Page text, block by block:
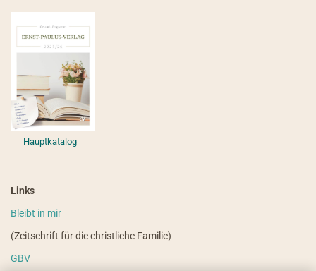
Hauptkatalog
Links
Bleibt in mir
(Zeitschrift für die christliche Familie)
GBV